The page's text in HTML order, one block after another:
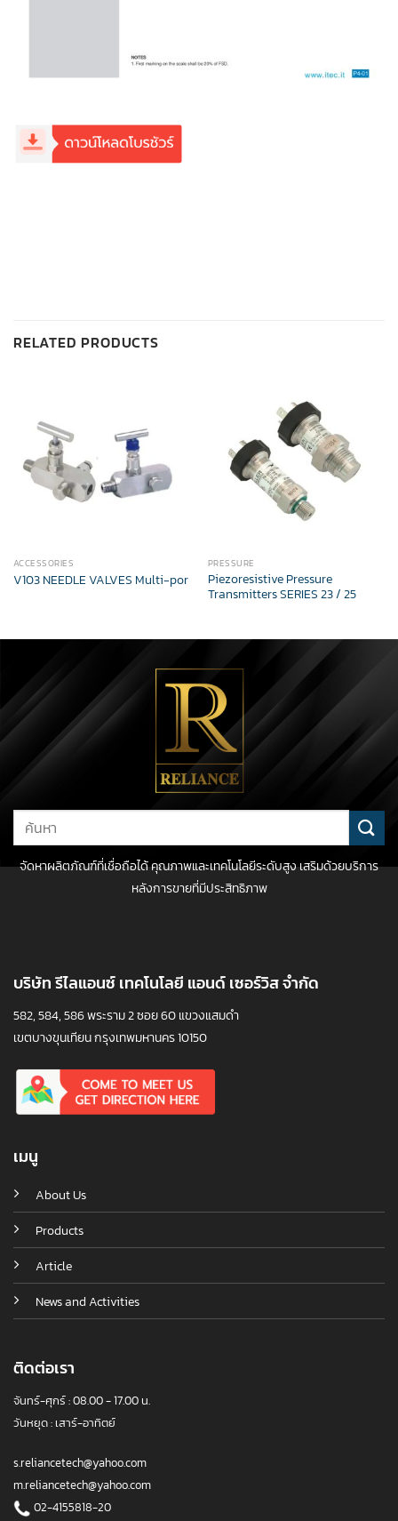
RELATED PRODUCTS
ACCESSORIES
V103 NEEDLE VALVES Multi-por
PRESSURE
Piezoresistive Pressure
Transmitters SERIES 23 / 25
Search
for:
จัดหาผลิตภัณฑ์ที่เชื่อถือได้ คุณภาพและเทคโนโลยีระดับสูง เสริมด้วยบริการ
หลังการขายที่มีประสิทธิภาพ
เมนู
About Us
Products
Article
News and Activities
ติดต่อเรา
จันทร์-ศุกร์ : 08.00 - 17.00 น.
วันหยุด : เสาร์-อาทิตย์
s.reliancetech@yahoo.com
m.reliancetech@yahoo.com
02-4155818-20
บริษัท รีไลแอนซ์ เทคโนโลยี แอนด์ เซอร์วิส จำกัด
582, 584, 586 พระราม 2 ซอย 60 แขวงแสมดำ
เขตบางขุนเทียน กรุงเทพมหานคร 10150